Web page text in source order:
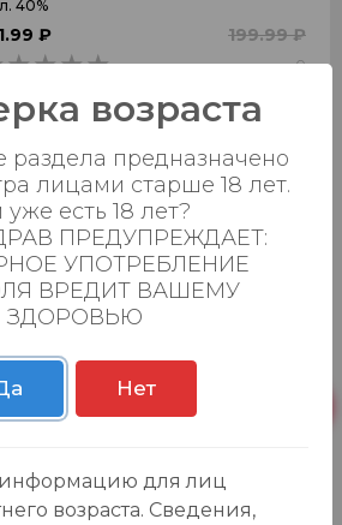
40%
₽ 199.99 ₽
0 0
Добавить в корзину
орд. "Армянский" 5 лет 0,22л.
Гранд Кастель ПП
₽ 399.90 ₽
0
Добавить в корзину
₽
0
возраста
предназначено
лицами старше 18 лет.
есть 18 лет?
ПРЕДУПРЕЖДАЕТ:
УПОТРЕБЛЕНИЕ
ВРЕДИТ ВАШЕМУ
ЗДОРОВЬЮ
Нет
информацию для лиц
возраста. Сведения,